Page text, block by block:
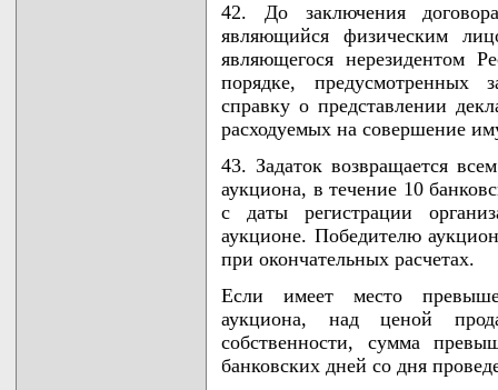
42. До заключения
являющийся физическим
являющегося нерезидентом
порядке, предусмотренных
справку о представлении
расходуемых на совершение
43. Задаток возвращается
аукциона, в течение 10
с даты регистрации
аукционе. Победителю
при окончательных расчетах.
Если имеет место
аукциона, над ценой
собственности, сумма
банковских дней со дня